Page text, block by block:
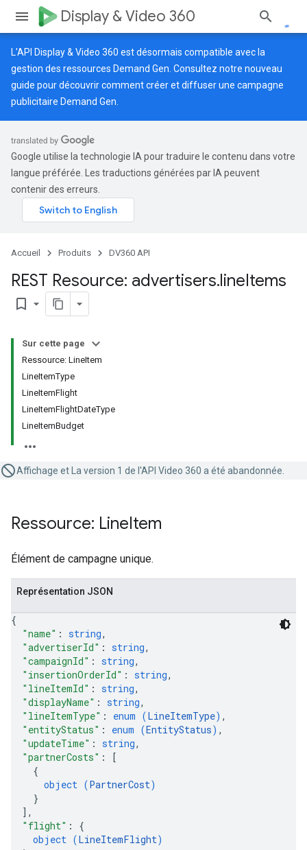
Display & Video 360
L'API Display & Video 360 est désormais compatible avec la
gestion des ressources Demand Gen. Consultez notre nouveau
guide pour découvrir comment créer et diffuser une campagne
publicitaire Demand Gen.
Google utilise la technologie IA pour traduire le contenu dans votre
langue préférée. Les traductions générées par IA peuvent
contenir des erreurs.
Accueil Produits DV360 API
REST Resource: advertisers.lineItems
bookmark_border
Sur cette page
Ressource: LineItem
LineItemType
LineItemFlight
LineItemFlightDateType
LineItemBudget
Affichage et La version 1 de l'API Video 360 a été abandonnée.
Ressource: LineItem
Élément de campagne unique.
Représentation JSON
{
"name" : string,
"advertiserId" : string,
"campaignId" : string,
"insertionOrderId" : string,
"lineItemId" : string,
"displayName" : string,
"lineItemType" : enum (LineItemType) ,
"entityStatus" : enum (EntityStatus) ,
"updateTime" : string,
"partnerCosts" :
[
{
object (PartnerCost)
}
] ,
"flight" : {
object (LineItemFlight)